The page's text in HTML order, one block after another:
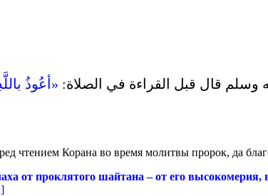
وسلم قال قبل القراءة في الصلاة‏:‏ «‏أعُوذُ
чтением Корана во время молитвы пророк, да
от проклятого шайтана – от его высокомерия,